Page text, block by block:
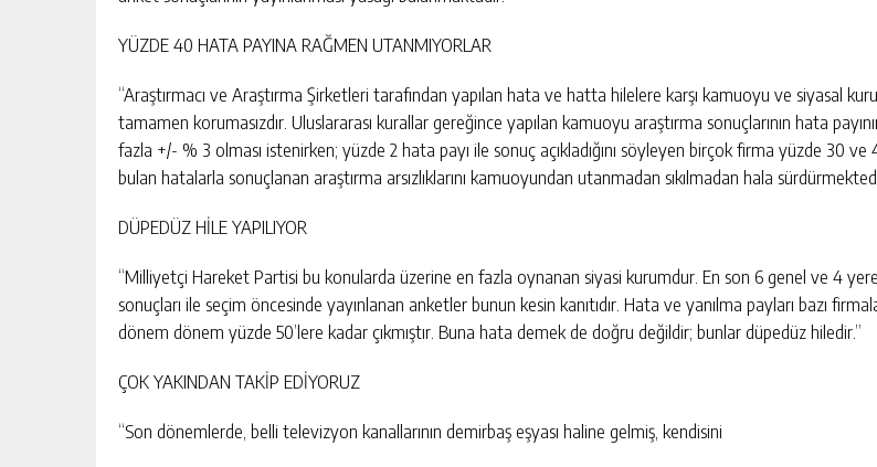
YÜZDE 40 HATA PAYINA RAĞMEN UTANMIYORLAR
“Araştırmacı ve Araştırma Şirketleri tarafından yapılan hata ve hatta hilelere karşı kamuoyu ve siyasal
tamamen korumasızdır. Uluslararası kurallar gereğince yapılan kamuoyu araştırma sonuçlarının hata
fazla +/- % 3 olması istenirken; yüzde 2 hata payı ile sonuç açıkladığını söyleyen birçok firma yüzde 30 ve
bulan hatalarla sonuçlanan araştırma arsızlıklarını kamuoyundan utanmadan sıkılmadan hala
DÜPEDÜZ HİLE YAPILIYOR
“Milliyetçi Hareket Partisi bu konularda üzerine en fazla oynanan siyasi kurumdur. En son 6 genel ve 4
sonuçları ile seçim öncesinde yayınlanan anketler bunun kesin kanıtıdır. Hata ve yanılma payları bazı
dönem dönem yüzde 50’lere kadar çıkmıştır. Buna hata demek de doğru değildir; bunlar düpedüz hiledir.”
ÇOK YAKINDAN TAKİP EDİYORUZ
“Son dönemlerde, belli televizyon kanallarının demirbaş eşyası haline gelmiş, kendisini